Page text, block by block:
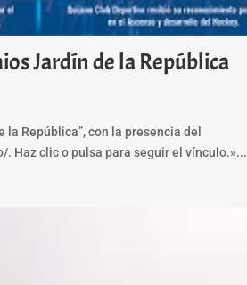
Jardín de la República
República”, con la presencia del
Haz clic o pulsa para seguir el vínculo.»...